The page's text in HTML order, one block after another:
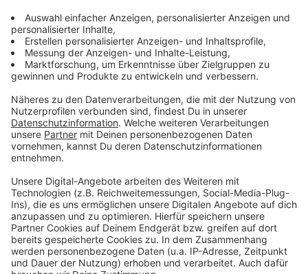
Flächen in Leverkusen, Burscheid und Wermelskirchen
stehen bei der Standort-Frage zur Auswahl. Mit dem
Bau des neuen Rastplatzes werden pro Fahrtrichtung
50 Lkw- und bis zu 30 Auto-Stellflächen geschaffen,
werden.
Anzeige
Anzeige